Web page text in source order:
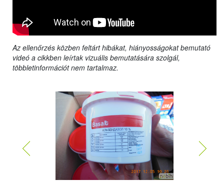
Az ellenőrzés közben feltárt hibákat, hiányosságokat bemutató
videó a cikkben leírtak vizuális bemutatására szolgál,
többletinformációt nem tartalmaz.